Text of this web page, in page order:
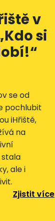
v
si
se od
pochlubit
iHřiště,
na
stala
ale i
Zjistit více